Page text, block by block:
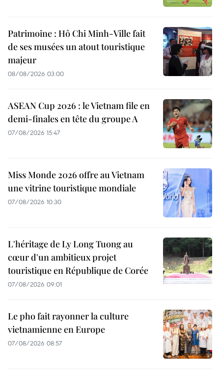
Patrimoine : Hô Chi Minh-Ville fait
de ses musées un atout touristique
majeur
08/08/2026 03:00
ASEAN Cup 2026 : le Vietnam file en
demi-finales en tête du groupe A
07/08/2026 15:47
Miss Monde 2026 offre au Vietnam
une vitrine touristique mondiale
07/08/2026 10:30
L'héritage de Ly Long Tuong au
cœur d'un ambitieux projet
touristique en République de Corée
07/08/2026 09:01
Le pho fait rayonner la culture
vietnamienne en Europe
07/08/2026 08:57